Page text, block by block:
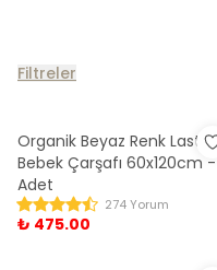
Filtreler
Organik Beyaz Renk Lastikli
Bebek Çarşafı 60x120cm
Adet
274 Yorum
₺ 475.00